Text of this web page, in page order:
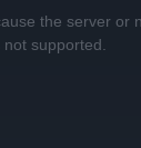
the server or
supported.